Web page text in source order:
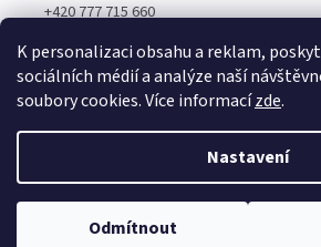
K personalizaci obsahu a reklam,
sociálních médií a analýze naší
soubory cookies. Více informacízde.
Nastavení
Odmítnout
+420 777 715 660
Copyright 2026V-VNÁŘADÍ. Všechna